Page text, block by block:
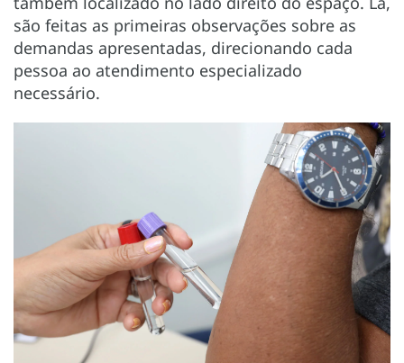
são feitas as primeiras observações sobre as
demandas apresentadas, direcionando cada
pessoa ao atendimento especializado
necessário.